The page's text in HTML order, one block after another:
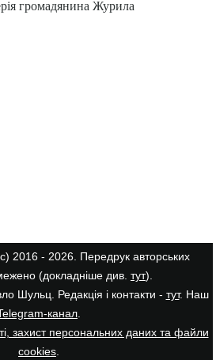
громадянина Журила
2016 - 2026. Передрук авторських
(докладніше див. тут).
Шульц. Редакція і контакти - тут. Наш
канал.
захист персональних даних та файли
cookies.